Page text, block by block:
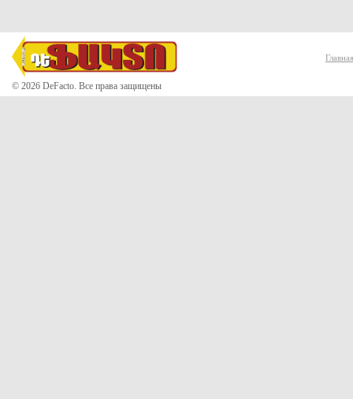
© 2026 DeFacto. Все права защищены
Главная